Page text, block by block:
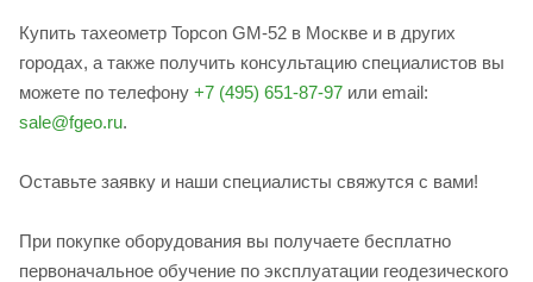
Купить тахеометр Topcon GM-52 в Москве и в других
городах, а также получить консультацию специалистов вы
можете по телефону +7 (495) 651-87-97 или email:
sale@fgeo.ru.
Оставьте заявку и наши специалисты свяжутся с вами!
При покупке оборудования вы получаете бесплатно
первоначальное обучение по эксплуатации геодезического